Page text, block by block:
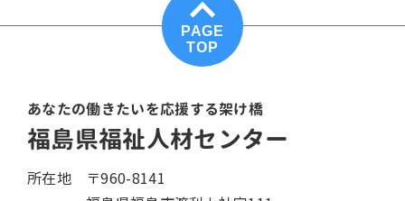
PAGE
TOP
あなたの働きたいを応援する架け橋
福島県福祉人材センター
所在地
〒960-8141